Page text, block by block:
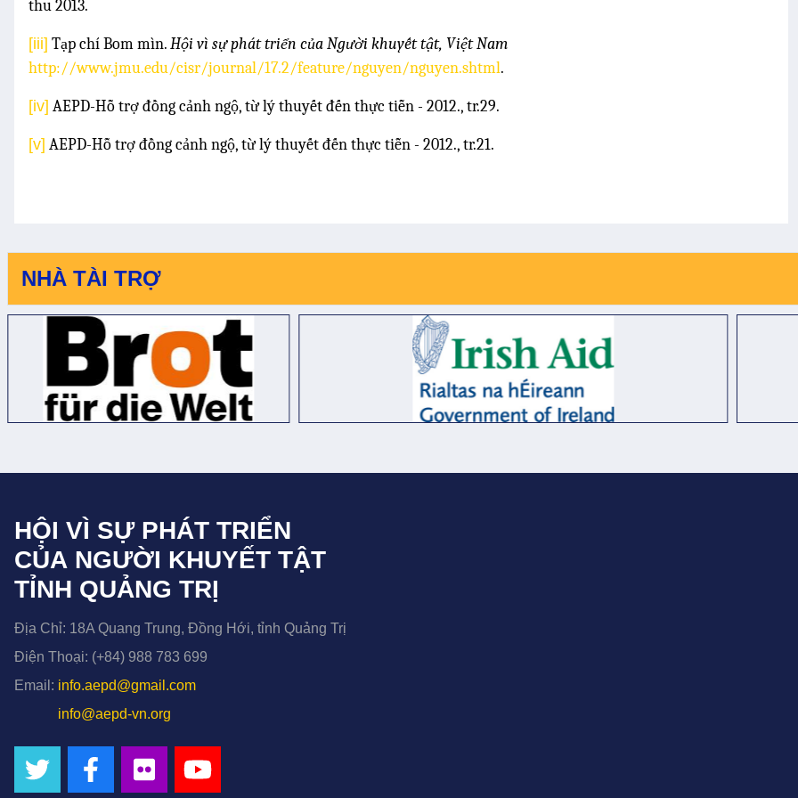
thu 2013.
[iii] Tạp chí Bom mìn.Hội vì sự phát triển của Người khuyết tật, Việt Nam
http://www.jmu.edu/cisr/journal/17.2/feature/nguyen/nguyen.shtml.
[iv] AEPD-Hỗ trợ đồng cảnh ngộ, từ lý thuyết đến thực tiễn - 2012., tr.29.
[v] AEPD-Hỗ trợ đồng cảnh ngộ, từ lý thuyết đến thực tiễn - 2012., tr.21.
NHÀ TÀI TRỢ
HỘI VÌ SỰ PHÁT TRIỂN
CỦA NGƯỜI KHUYẾT TẬT
TỈNH QUẢNG TRỊ
Địa Chỉ: 18A Quang Trung, Đồng Hới, tỉnh Quảng Trị
Điện Thoại: (+84) 988 783 699
Email: info.aepd@gmail.com
info@aepd-vn.org